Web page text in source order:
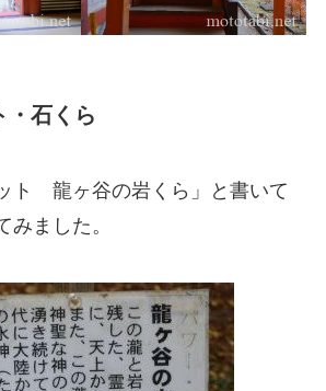
・石くら
ト 龍ヶ谷の岩くら」と書いて
みました。